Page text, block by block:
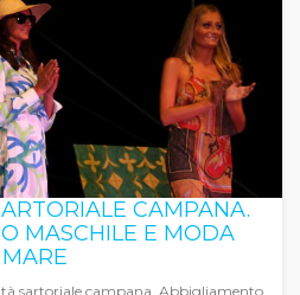
CAMPANA.
MASCHILE E MODA
MARE
sartoriale campana. Abbigliamento